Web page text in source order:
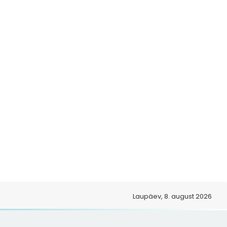
Laupäev, 8. august 2026